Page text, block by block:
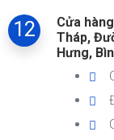
12
Cửa
Tháp,
Hưng,